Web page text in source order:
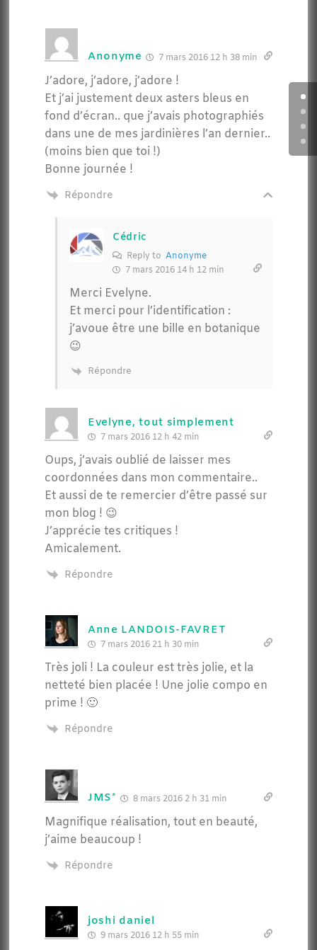
Anonyme 7 mars 2016 12 h 38 min
J’adore, j’adore, j’adore !
Et j’ai justement deux asters bleus en
fond d’écran.. que j’avais photographiés
dans une de mes jardinières l’an dernier..
(moins bien que toi !)
Bonne journée !
Répondre
Cédric
Reply to Anonyme
7 mars 2016 14 h 12 min
Merci Evelyne.
Et merci pour l’identification :
j’avoue être une bille en botanique
😉
Répondre
Evelyne, tout simplement
7 mars 2016 12 h 42 min
Oups, j’avais oublié de laisser mes
coordonnées dans mon commentaire..
Et aussi de te remercier d’être passé sur
mon blog ! 😉
J’apprécie tes critiques !
Amicalement.
Répondre
Anne LANDOIS-FAVRET
7 mars 2016 21 h 30 min
Très joli ! La couleur est très jolie, et la
netteté bien placée ! Une jolie compo en
prime ! 🙂
Répondre
JMS* 8 mars 2016 2 h 31 min
Magnifique réalisation, tout en beauté,
j’aime beaucoup !
Répondre
joshi daniel
9 mars 2016 12 h 55 min